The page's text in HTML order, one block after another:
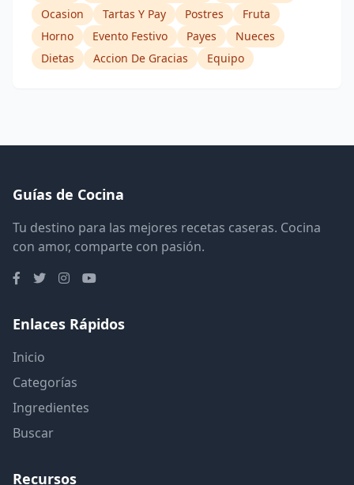
Ocasion
Tartas Y Pay Postres
Fruta
Horno
Evento Festivo Payes
Nueces
Dietas
Accion De Gracias Equipo
Guías de Cocina
Tu destino para las mejores recetas caseras. Cocina
con amor, comparte con pasión.
Enlaces Rápidos
Inicio
Categorías
Ingredientes
Buscar
Recursos